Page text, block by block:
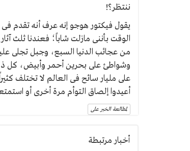
ننتظر؟!
يقول فيكتور هوجو إنه عرف أنه تقدم
الوقت بأننى مازلت شاباً؛ فعندنا ثلث
من عجائب الدنيا السبع، وجبل تجلى
وشواطئ على بحرين أحمر وأبيض، كل
على مليار سائح فى العالم لا تختلف
أعيدوا إلصاق التوأم مرة أخرى أو
لمطالعة الخبر على
أخبار مرتبطة